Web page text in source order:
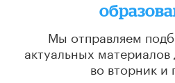
Мы отправляем
актуальных материалов
во вторник и